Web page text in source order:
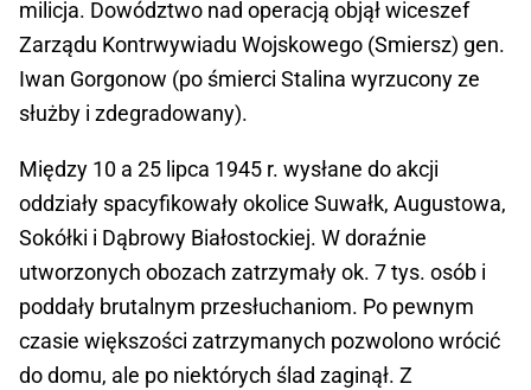
milicja. Dowództwo nad operacją objął wiceszef
Zarządu Kontrwywiadu Wojskowego (Smiersz) gen.
Iwan Gorgonow (po śmierci Stalina wyrzucony ze
służby i zdegradowany).
Między 10 a 25 lipca 1945 r. wysłane do akcji
oddziały spacyfikowały okolice Suwałk, Augustowa,
Sokółki i Dąbrowy Białostockiej. W doraźnie
utworzonych obozach zatrzymały ok. 7 tys. osób i
poddały brutalnym przesłuchaniom. Po pewnym
czasie większości zatrzymanych pozwolono wrócić
do domu, ale po niektórych ślad zaginął. Z